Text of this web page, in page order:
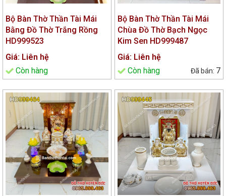
Bộ Bàn Thờ Thần Tài Mái
Bằng Đồ Thờ Trắng Rồng
HD999523
Giá: Liên hệ
Còn hàng
Bộ Bàn Thờ Thần Tài Mái
Chùa Đồ Thờ Bạch Ngọc
Kim Sen HD999487
Giá: Liên hệ
Còn hàng
7